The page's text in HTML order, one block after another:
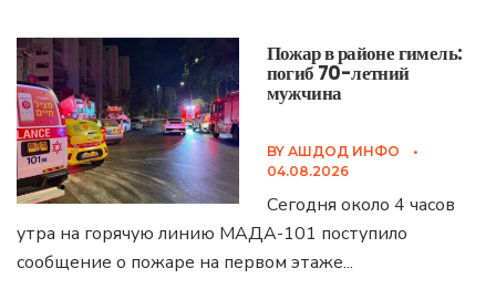
Пожар в районе гимель:
погиб 70-летний
мужчина
BY АШДОД ИНФО
•
04.08.2026
Сегодня около 4 часов
утра на горячую линию МАДА-101 поступило
сообщение о пожаре на первом этаже...